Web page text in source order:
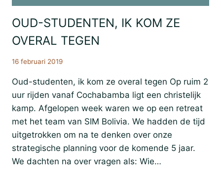
El
Seminario
OUD-STUDENTEN, IK KOM ZE
OVERAL TEGEN
16 februari 2019
Oud-studenten, ik kom ze overal tegen Op ruim 2
uur rijden vanaf Cochabamba ligt een christelijk
kamp. Afgelopen week waren we op een retreat
met het team van SIM Bolivia. We hadden de tijd
uitgetrokken om na te denken over onze
strategische planning voor de komende 5 jaar.
We dachten na over vragen als: Wie…